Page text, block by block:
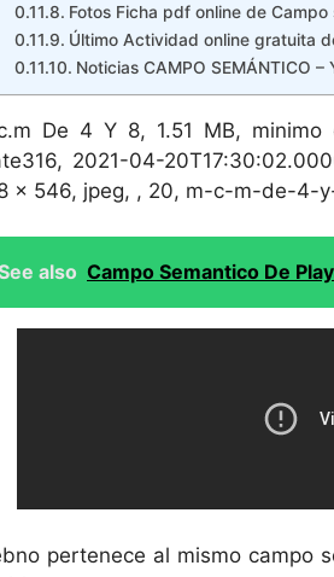
Fotos Ficha pdf online de Campo
Último Actividad online gratuita
Noticias CAMPO SEMÁNTICO –
De 4 Y 8, 1.51 MB,
2021-04-
x 546, jpeg, , 20, m-c-m-de-4-
also Campo Semantico De
pertenece al mismo campo